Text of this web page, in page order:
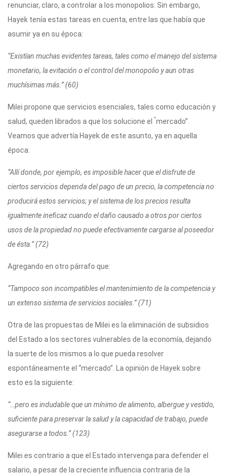
renunciar, claro, a controlar a los monopolios. Sin embargo,
Hayek tenía estas tareas en cuenta, entre las que había que
asumir ya en su época:
“Existían muchas evidentes tareas, tales como el manejo del sistema
monetario, la evitación o el control del monopolio y aun otras
muchísimas más.” (60)
Milei propone que servicios esenciales, tales como educación y
salud, queden librados a que los solucione el “mercado”.
Veamos que advertía Hayek de este asunto, ya en aquella
época:
“Allí donde, por ejemplo, es imposible hacer que el disfrute de
ciertos servicios dependa del pago de un precio, la competencia no
producirá estos servicios; y el sistema de los precios resulta
igualmente ineficaz cuando el daño causado a otros por ciertos
usos de la propiedad no puede efectivamente cargarse al poseedor
de ésta.” (72)
Agregando en otro párrafo que:
“Tampoco son incompatibles el mantenimiento de la competencia y
un extenso sistema de servicios sociales.” (71)
Otra de las propuestas de Milei es la eliminación de subsidios
del Estado a los sectores vulnerables de la economía, dejando
la suerte de los mismos a lo que pueda resolver
espontáneamente el “mercado”. La opinión de Hayek sobre
esto es la siguiente:
“…pero es indudable que un mínimo de alimento, albergue y vestido,
suficiente para preservar la salud y la capacidad de trabajo, puede
asegurarse a todos.” (123)
Milei es contrario a que el Estado intervenga para defender el
salario, a pesar de la creciente influencia contraria de la